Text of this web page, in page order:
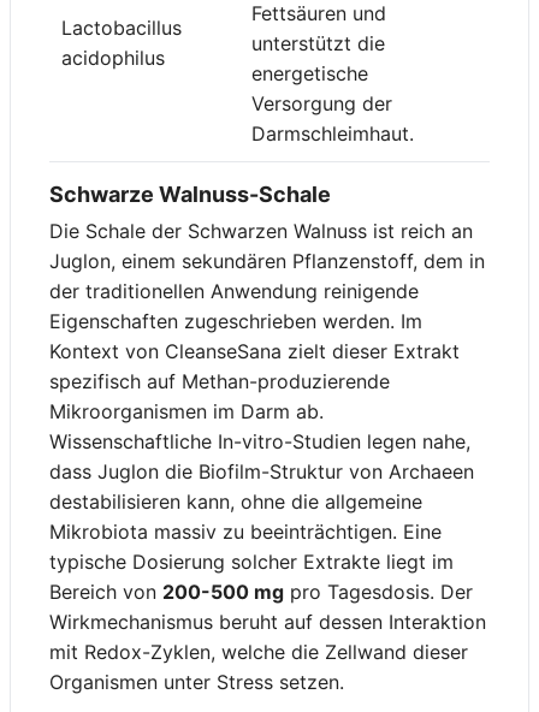
Lactobacillus
acidophilus
Fettsäuren und
unterstützt die
energetische
Versorgung der
Darmschleimhaut.
Schwarze Walnuss-Schale
Die Schale der Schwarzen Walnuss ist reich an
Juglon, einem sekundären Pflanzenstoff, dem in
der traditionellen Anwendung reinigende
Eigenschaften zugeschrieben werden. Im
Kontext von CleanseSana zielt dieser Extrakt
spezifisch auf Methan-produzierende
Mikroorganismen im Darm ab.
Wissenschaftliche In-vitro-Studien legen nahe,
dass Juglon die Biofilm-Struktur von Archaeen
destabilisieren kann, ohne die allgemeine
Mikrobiota massiv zu beeinträchtigen. Eine
typische Dosierung solcher Extrakte liegt im
Bereich von 200-500 mg pro Tagesdosis. Der
Wirkmechanismus beruht auf dessen Interaktion
mit Redox-Zyklen, welche die Zellwand dieser
Organismen unter Stress setzen.